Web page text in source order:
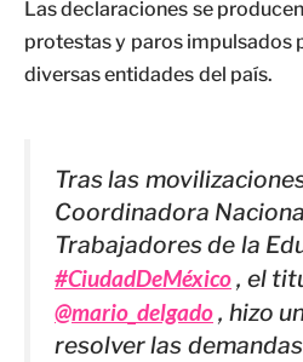
Las declaraciones se
protestas y paros impulsados
diversas entidades del país.
Tras las
Coordinadora
Trabajadores de la
#CiudadDeMéxico, el
@mario_delgado, hizo
resolver las